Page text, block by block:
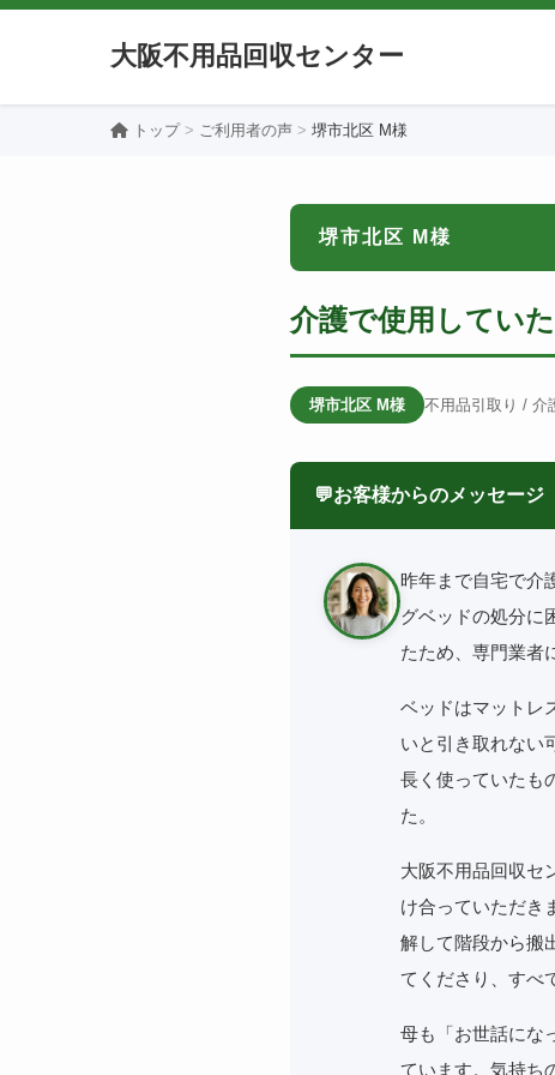
大阪不用品回収センター
トップ ご利用者の声 堺市北区 M様
堺市北区 M様
介護で使用してい
堺市北区 M様 不用品引取り / 介
💬お客様からのメッセージ
昨年まで自宅で介
グベッドの処分に
たため、専門業者
ベッドはマットレ
いと引き取れない
長く使っていたも
た。
大阪不用品回収セ
け合っていただき
解して階段から搬
てくださり、すべ
母も「お世話にな
ています。気持ち